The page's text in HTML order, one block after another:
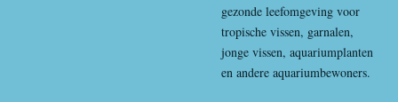
gezonde leefomgeving voor
tropische vissen, garnalen,
jonge vissen, aquariumplanten
en andere aquariumbewoners.